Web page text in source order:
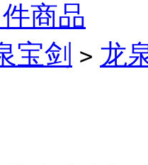
商品
宝剑 > 龙